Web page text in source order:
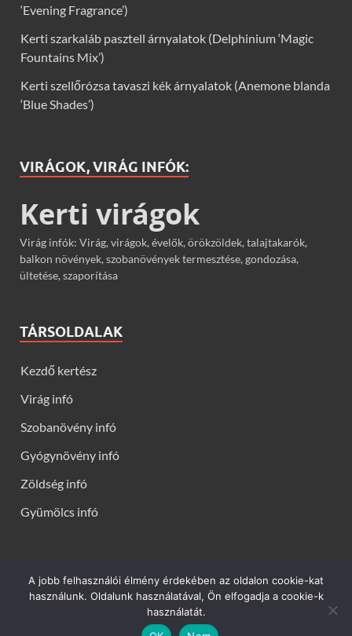
‘Evening Fragrance’)
Kerti szarkaláb pasztell árnyalatok (Delphinium ‘Magic
Fountains Mix’)
Kerti szellőrózsa tavaszi kék árnyalatok (Anemone blanda
‘Blue Shades’)
VIRÁGOK, VIRÁG INFÓK:
Kerti virágok
Virág infók: Virág, virágok, évelők, örökzöldek, talajtakarók,
balkon növények, szobanövények termesztése, gondozása,
ültetése, szaporítása
TÁRSOLDALAK
Kezdő kertész
Virág infó
Szobanövény infó
Gyógynövény infó
Zöldség infó
Gyümölcs infó
Kerti virágok - Virág infók: Virág, virágok, évelők, örökzöldek,
talajtakarók, balkon növények, szobanövények termesztése,
gondozása, ültetése, szaporítása
A jobb felhasználói élmény érdekében az oldalon cookie-kat
használunk. Oldalunk használatával, Ön elfogadja a cookie-k
használatát.